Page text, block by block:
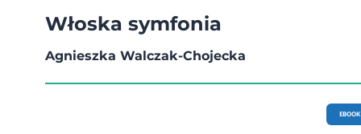
Włoska symfonia
Agnieszka Walczak-Chojecka
EBOOK